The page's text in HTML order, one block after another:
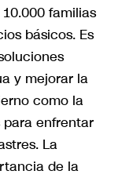
familias
básicos. Es
y mejorar la
como la
enfrentar
La
de la